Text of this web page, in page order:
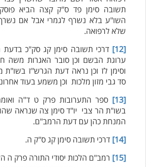
תשובה סימן פד ס"ק קצה הביא
השו"ע בלא נשרף לגמרי אבל אם
שלא לרפואה.
[12]
דרכי תשובה סימן קג סק"כ בדעת
ערוגת הבשם וכן סובר האגרות משה
וסימן לז וכן נראה דעת הגרש"ז
סד גבי מזון מלכות וכן משמע בעוד
[13]
ספר התערובות פרק ט ד"ה
בשו"ת הר צבי יו"ד סימן צה שנראה
המנחת כהן עם דעת הרמב"ם.
[14]
דרכי תשובה סימן קג ס"ק ה.
[15]
רמב"ם הלכות יסודי התורה פרק ה
עוזר הכשרות של כושרות
בינה מלאכותית · זמין תמיד
🪲 חרקים בפירות, ירקות וקטניות
📖 שאלות כשרות
⭐ כשרויות מומלצות
מוצרים, מסעדות, עסקים
🔀 סימולטור תקלות במטבח